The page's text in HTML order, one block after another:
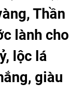
Thần
lành cho
lộc lá
giàu